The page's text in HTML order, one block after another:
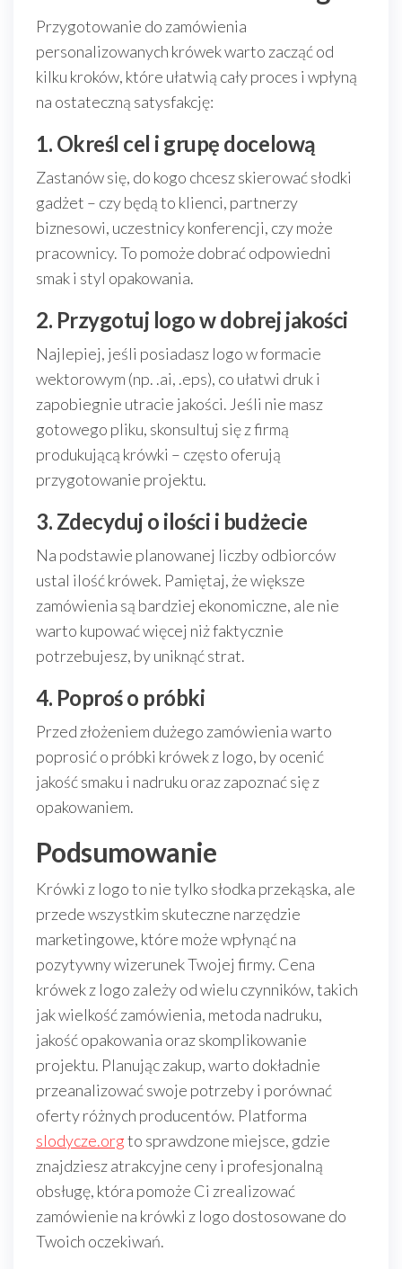
Przygotowanie do zamówienia
personalizowanych krówek warto zacząć od
kilku kroków, które ułatwią cały proces i wpłyną
na ostateczną satysfakcję:
1. Określ cel i grupę docelową
Zastanów się, do kogo chcesz skierować słodki
gadżet – czy będą to klienci, partnerzy
biznesowi, uczestnicy konferencji, czy może
pracownicy. To pomoże dobrać odpowiedni
smak i styl opakowania.
2. Przygotuj logo w dobrej jakości
Najlepiej, jeśli posiadasz logo w formacie
wektorowym (np. .ai, .eps), co ułatwi druk i
zapobiegnie utracie jakości. Jeśli nie masz
gotowego pliku, skonsultuj się z firmą
produkującą krówki – często oferują
przygotowanie projektu.
3. Zdecyduj o ilości i budżecie
Na podstawie planowanej liczby odbiorców
ustal ilość krówek. Pamiętaj, że większe
zamówienia są bardziej ekonomiczne, ale nie
warto kupować więcej niż faktycznie
potrzebujesz, by uniknąć strat.
4. Poproś o próbki
Przed złożeniem dużego zamówienia warto
poprosić o próbki krówek z logo, by ocenić
jakość smaku i nadruku oraz zapoznać się z
opakowaniem.
Podsumowanie
Krówki z logo to nie tylko słodka przekąska, ale
przede wszystkim skuteczne narzędzie
marketingowe, które może wpłynąć na
pozytywny wizerunek Twojej firmy. Cena
krówek z logo zależy od wielu czynników, takich
jak wielkość zamówienia, metoda nadruku,
jakość opakowania oraz skomplikowanie
projektu. Planując zakup, warto dokładnie
przeanalizować swoje potrzeby i porównać
oferty różnych producentów. Platforma
slodycze.orgto sprawdzone miejsce, gdzie
znajdziesz atrakcyjne ceny i profesjonalną
obsługę, która pomoże Ci zrealizować
zamówienie na krówki z logo dostosowane do
Twoich oczekiwań.